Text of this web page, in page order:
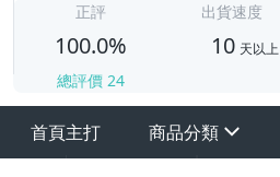
正評
100.0%
總評價 24
出貨速度
10 天以上
首頁主打 商品分類